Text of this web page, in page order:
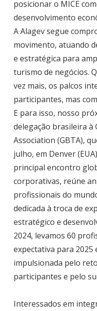
posicionar o MICE
desenvolvimento
A Alagev segue
movimento, atuando
e estratégica para
turismo de negócios.
vez mais, os palcos
participantes, mas
E para isso, nosso
delegação brasileira à
Association (GBTA),
julho, em Denver
principal encontro
corporativas, reúne
profissionais do
dedicada à troca de
estratégico e
2024, levamos 60
expectativa para 2025
impulsionada pelo
participantes e pelo
Interessados em